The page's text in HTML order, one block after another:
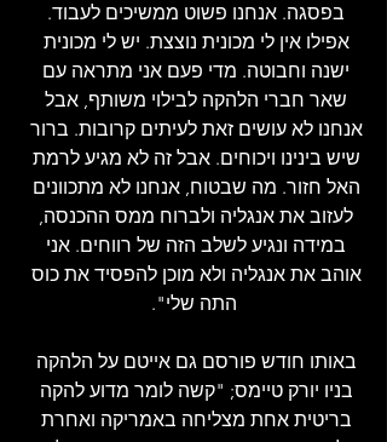
בפסגה. אנחנו פשוט ממשיכים לעבוד.
אפילו אין לי מכונית נוצצת. יש לי מכונית
ישנה וחבוטה. מדי פעם אני מתראה עם
שאר חברי הלהקה לבילוי משותף, אבל
אנחנו לא עושים זאת לעיתים קרובות. ברור
שיש בינינו ויכוחים. אבל זה לא מגיע לרמת
האל חזור. מה שבטוח, אנחנו לא מתכוונים
לעזוב את אנגליה ולברוח ממס ההכנסה,
במידה ונגיע לשלב הזה של רווחים. אני
אוהב את אנגליה ולא מוכן להפסיד את כוס
התה שלי".
באותו חודש פורסם גם אייטם על הלהקה
בניו יורק טיימס; "קשה לומר מדוע להקה
בריטית אחת מצליחה באמריקה ואחרת